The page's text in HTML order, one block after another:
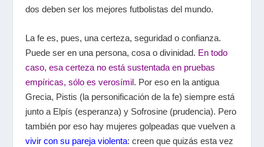
dos deben ser los mejores futbolistas del mundo.
La fe es, pues, una certeza, seguridad o confianza.
Puede ser en una persona, cosa o divinidad. En todo
caso, esa certeza no está sustentada en pruebas
empíricas, sólo es verosímil. Por eso en la antigua
Grecia, Pistis (la personificación de la fe) siempre está
junto a Elpís (esperanza) y Sofrosine (prudencia). Pero
también por eso hay mujeres golpeadas que vuelven a
vivir con su pareja violenta: creen que quizás esta vez